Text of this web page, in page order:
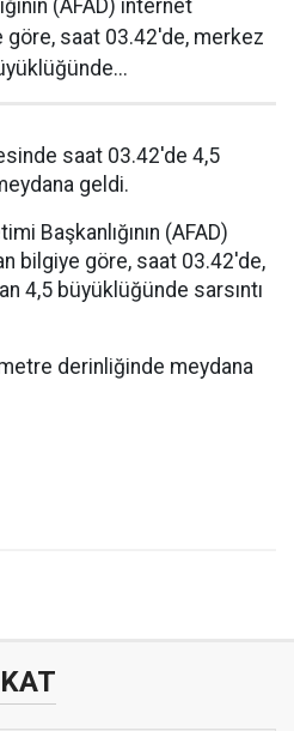
(AFAD) internet
saat 03.42'de, merkez
saat 03.42'de 4,5
geldi.
Başkanlığının (AFAD)
bilgiye göre, saat 03.42'de,
4,5 büyüklüğünde sarsıntı
derinliğinde meydana